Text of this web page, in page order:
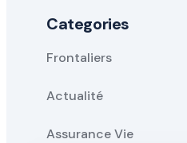
Categories
Frontaliers
Actualité
Assurance Vie